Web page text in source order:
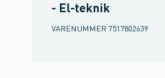
- El-teknik
VARENUMMER 7517802639